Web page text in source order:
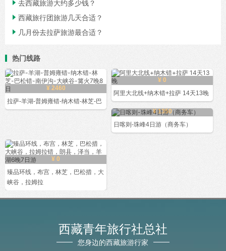
 去西藏旅游大约多少钱？
 西藏旅行团旅游几天合适？
 几月份去拉萨旅游最合适？
热门线路
¥ 2460
拉萨-羊湖-普姆雍错-纳木错-林芝-巴
¥ 0
阿里大北线+纳木错+拉萨 14天13晚
¥ 1350
日喀则-珠峰4日游（商务车）
¥ 0
臻品环线，布宫，林芝，巴松措，大
峡谷，拉姆拉
西藏青年旅行社总社
您身边的西藏旅游行家